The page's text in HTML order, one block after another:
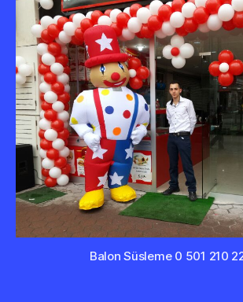
Balon Süsleme 0 501 210